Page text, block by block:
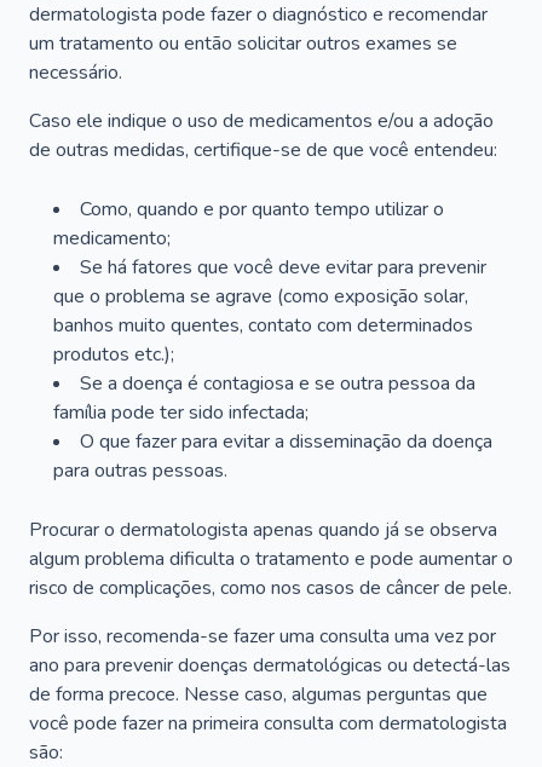
dermatologista pode fazer o diagnóstico e recomendar
um tratamento ou então solicitar outros exames se
necessário.
Caso ele indique o uso de medicamentos e/ou a adoção
de outras medidas, certifique-se de que você entendeu:
Como, quando e por quanto tempo utilizar o
medicamento;
Se há fatores que você deve evitar para prevenir
que o problema se agrave (como exposição solar,
banhos muito quentes, contato com determinados
produtos etc.);
Se a doença é contagiosa e se outra pessoa da
família pode ter sido infectada;
O que fazer para evitar a disseminação da doença
para outras pessoas.
Procurar o dermatologista apenas quando já se observa
algum problema dificulta o tratamento e pode aumentar o
risco de complicações, como nos casos de câncer de pele.
Por isso, recomenda-se fazer uma consulta uma vez por
ano para prevenir doenças dermatológicas ou detectá-las
de forma precoce. Nesse caso, algumas perguntas que
você pode fazer na primeira consulta com dermatologista
são: